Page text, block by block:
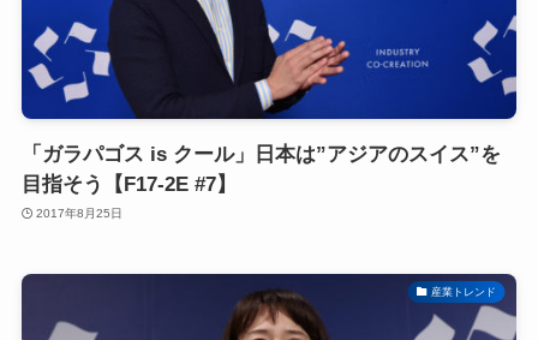
「ガラパゴス is クール」日本は”アジアのスイス”を
目指そう【F17-2E #7】
2017年8月25日
産業トレンド